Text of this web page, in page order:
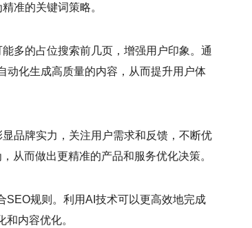
准的关键词策略。
多的占位搜索前几页，增强用户印象。通
动化生成高质量的内容，从而提升用户体
品牌实力，关注用户需求和反馈，不断优
从而做出更精准的产品和服务优化决策。
SEO规则。利用AI技术可以更高效地完成
内容优化。